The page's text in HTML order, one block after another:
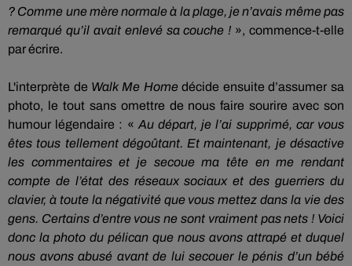
? Comme une mère normale à la plage, je n’avais même pas
remarqué qu’il avait enlevé sa couche ! », commence-t-elle
par écrire.
L'interprète de Walk Me Homedécide ensuite d’assumer sa
photo, le tout sans omettre de nous faire sourire avec son
humour légendaire : « Audépart, je l’ai supprimé, car vous
êtes tous tellement dégoûtant. Et maintenant, je désactive
les commentaires et je secoue ma tête en me rendant
compte de l’état des réseaux sociaux et des guerriers du
clavier, à toute la négativité que vous mettez dans la vie des
gens. Certains d’entre vous ne sont vraiment pas nets ! Voici
donc la photo du pélican que nous avons attrapé et duquel
nous avons abusé avant de lui secouer le pénis d’un bébé